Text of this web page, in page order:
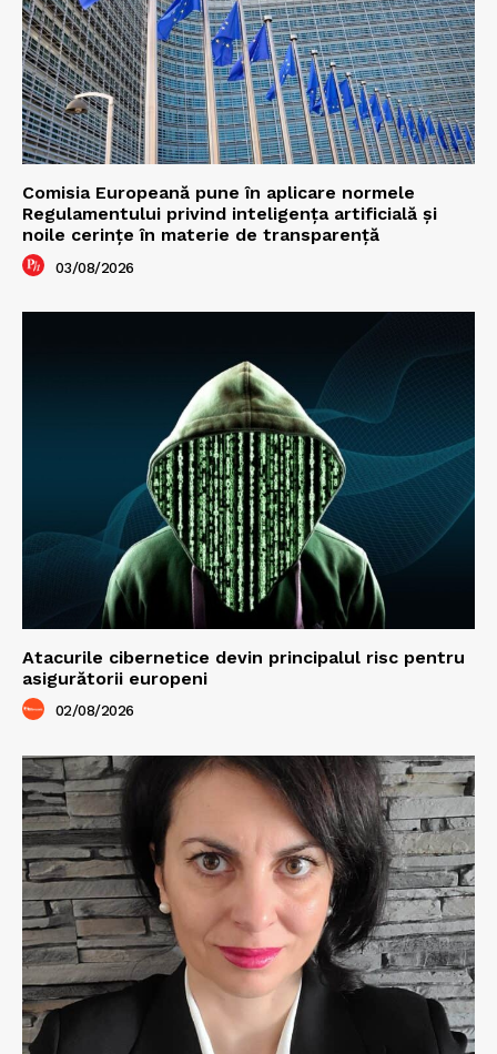
Comisia Europeană pune în aplicare normele
Regulamentului privind inteligența artificială și
noile cerințe în materie de transparență
03/08/2026
Atacurile cibernetice devin principalul risc pentru
asigurătorii europeni
02/08/2026